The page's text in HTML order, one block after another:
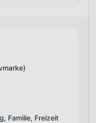
Familie, Freizeit